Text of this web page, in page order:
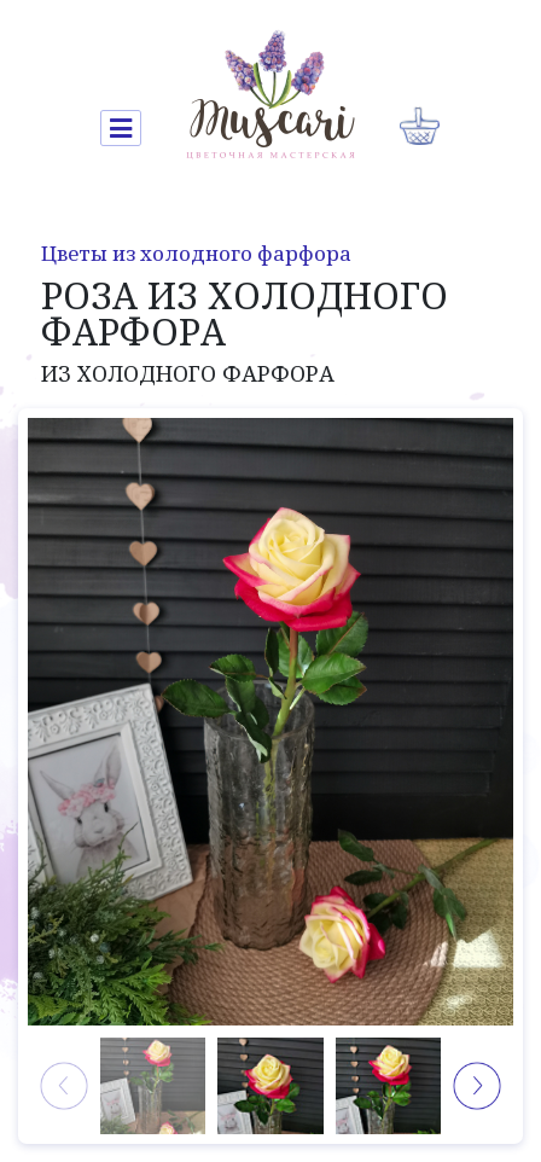
Цветы из холодного фарфора
РОЗА ИЗ ХОЛОДНОГО
ФАРФОРА
ИЗ ХОЛОДНОГО ФАРФОРА